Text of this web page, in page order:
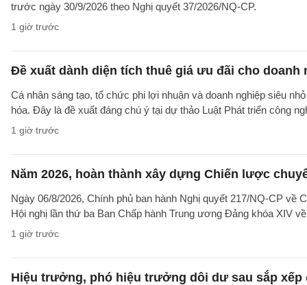
trước ngày 30/9/2026 theo Nghị quyết 37/2026/NQ-CP.
1 giờ trước
Đề xuất dành diện tích thuê giá ưu đãi cho doanh
Cá nhân sáng tạo, tổ chức phi lợi nhuận và doanh nghiệp siêu
hóa. Đây là đề xuất đáng chú ý tại dự thảo Luật Phát triển công
1 giờ trước
Năm 2026, hoàn thành xây dựng Chiến lược
Ngày 06/8/2026, Chính phủ ban hành Nghị quyết 217/NQ-CP
Hội nghị lần thứ ba Ban Chấp hành Trung ương Đảng khóa XIV
1 giờ trước
Hiệu trưởng, phó hiệu trưởng dôi dư sau sắp